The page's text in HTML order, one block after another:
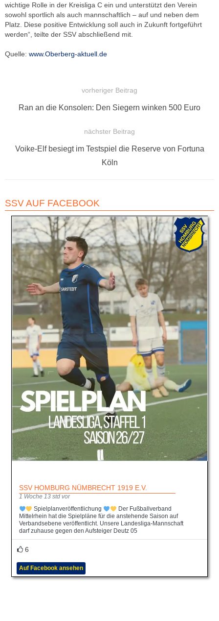
wichtige Rolle in der Kreisliga C ein und unterstützt den Verein
sowohl sportlich als auch mannschaftlich – auf und neben dem
Platz. Diese positive Entwicklung soll auch in Zukunft fortgeführt
werden“, teilte der SSV abschließend mit.
Quelle: www.Oberberg-aktuell.de
vorheriger Beitrag
Vorheriger
Ran an die Konsolen: Den Siegern winken 500 Euro
nächster Beitrag
Nächster
Voike-Elf besiegt im Testspiel die Reserve von Fortuna
Köln
SSV AUF FACEBOOK
SSV HOMBURG NÜMBRECHT 1919 E.V.
1 Woche 13 std vor
Spielplanveröffentlichung
Der Fußballverband
Mittelrhein hat die Spielpläne für die anstehende Saison auf
Verbandsebene veröffentlicht. Unsere Landesliga-Mannschaft
darf zuhause gegen den Aufsteiger Deutz 05
6
Auf Facebook ansehen